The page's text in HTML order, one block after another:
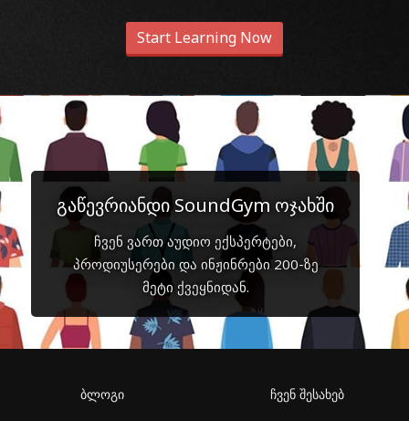
Start Learning Now
გაწევრიანდი SoundGym ოჯახში
ჩვენ ვართ აუდიო ექსპერტები,
პროდიუსერები და ინჟინრები 200-ზე
მეტი ქვეყნიდან.
ბლოგი ჩვენ შესახებ